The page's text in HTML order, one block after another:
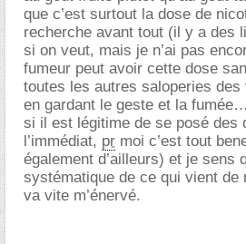
que c’est surtout la dose de
recherche avant tout (il y a des
si on veut, mais je n’ai pas
fumeur peut avoir cette dose
toutes les autres saloperies
en gardant le geste et la
si il est légitime de se posé des
l’immédiat, pr moi c’est tout
également d’ailleurs) et je sens
systématique de ce qui vient de
va vite m’énervé.